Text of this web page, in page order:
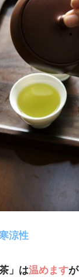
涼性
」は温めますが